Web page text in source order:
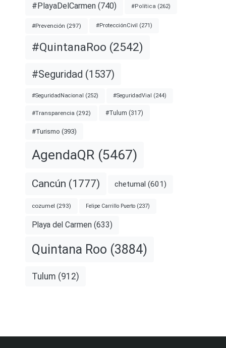
#PlayaDelCarmen (740) #Política (262)
#Prevención (297) #ProtecciónCivil (271)
#QuintanaRoo (2542)
#Seguridad (1537)
#SeguridadNacional (252) #SeguridadVial (244)
#Transparencia (292) #Tulum (317)
#Turismo (393)
AgendaQR (5467)
Cancún (1777) chetumal (601)
cozumel (293) Felipe Carrillo Puerto (237)
Playa del Carmen (633)
Quintana Roo (3884)
Tulum (912)